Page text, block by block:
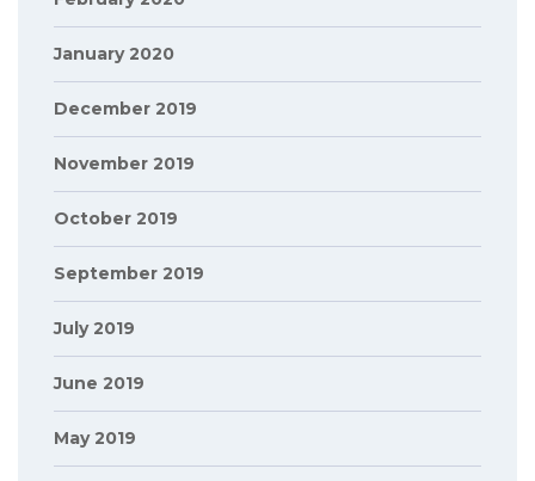
January 2020
December 2019
November 2019
October 2019
September 2019
July 2019
June 2019
May 2019